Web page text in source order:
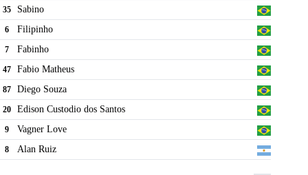
35 Sabino
6 Filipinho
7 Fabinho
47 Fabio Matheus
87 Diego Souza
20 Edison Custodio dos Santos
9 Vagner Love
8 Alan Ruiz